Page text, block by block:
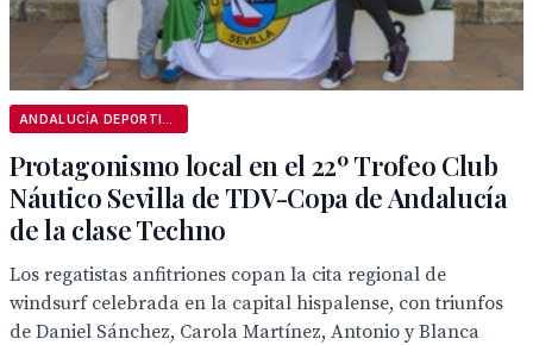
Protagonismo local en el 22º Trofeo Club
Náutico Sevilla de TDV-Copa de Andalucía
de la clase Techno
Los regatistas anfitriones copan la cita regional de
windsurf celebrada en la capital hispalense, con triunfos
de Daniel Sánchez, Carola Martínez, Antonio y Blanca